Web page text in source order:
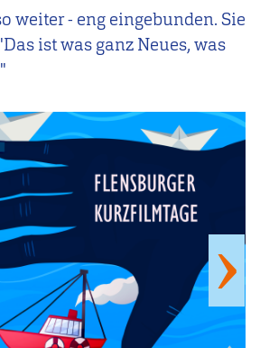
weiter - eng eingebunden. Sie
ist was ganz Neues, was